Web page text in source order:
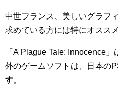
中世フランス、美しいグラフ
求めている方には特にオスス
「A Plague Tale: Innocence
外のゲームソフトは、日本の
す。